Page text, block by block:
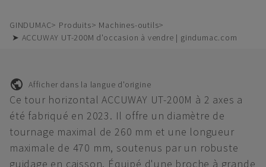
GINDUMAC Produits
Machines-outils
➤ ACCUWAY UT-200M d'occasion à vendre | gindumac.com
Afficher dans la langue d'origine
Ce tour horizontal ACCUWAY UT-200M à 2 axes a
été fabriqué en 2023. Il offre un diamètre de
tournage maximal de 260 mm et une longueur
maximale de 470 mm, soutenus par un robuste
guidage en caisson. Équipé d'une broche à grande